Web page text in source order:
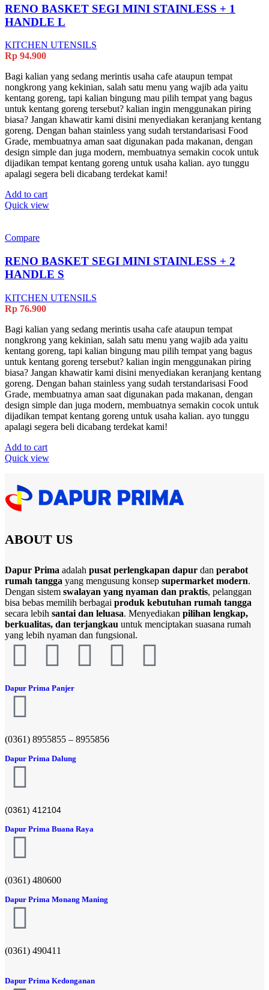
RENO BASKET SEGI MINI STAINLESS + 1
HANDLE L
KITCHEN UTENSILS
Rp 94.900
Bagi kalian yang sedang merintis usaha cafe ataupun tempat
nongkrong yang kekinian, salah satu menu yang wajib ada yaitu
kentang goreng, tapi kalian bingung mau pilih tempat yang bagus
untuk kentang goreng tersebut? kalian ingin menggunakan piring
biasa? Jangan khawatir kami disini menyediakan keranjang kentang
goreng. Dengan bahan stainless yang sudah terstandarisasi Food
Grade, membuatnya aman saat digunakan pada makanan, dengan
design simple dan juga modern, membuatnya semakin cocok untuk
dijadikan tempat kentang goreng untuk usaha kalian. ayo tunggu
apalagi segera beli dicabang terdekat kami!
Add to cart
Quick view
Compare
RENO BASKET SEGI MINI STAINLESS + 2
HANDLE S
KITCHEN UTENSILS
Rp 76.900
Bagi kalian yang sedang merintis usaha cafe ataupun tempat
nongkrong yang kekinian, salah satu menu yang wajib ada yaitu
kentang goreng, tapi kalian bingung mau pilih tempat yang bagus
untuk kentang goreng tersebut? kalian ingin menggunakan piring
biasa? Jangan khawatir kami disini menyediakan keranjang kentang
goreng. Dengan bahan stainless yang sudah terstandarisasi Food
Grade, membuatnya aman saat digunakan pada makanan, dengan
design simple dan juga modern, membuatnya semakin cocok untuk
dijadikan tempat kentang goreng untuk usaha kalian. ayo tunggu
apalagi segera beli dicabang terdekat kami!
Add to cart
Quick view
ABOUT US
Dapur Prima adalah pusat perlengkapan dapur dan perabot
rumah tangga yang mengusung konsep supermarket modern.
Dengan sistem swalayan yang nyaman dan praktis, pelanggan
bisa bebas memilih berbagai produk kebutuhan rumah tangga
secara lebih santai dan leluasa. Menyediakan pilihan lengkap,
berkualitas, dan terjangkau untuk menciptakan suasana rumah
yang lebih nyaman dan fungsional.
Dapur Prima Panjer
(0361) 8955855 – 8955856​
Dapur Prima Dalung
(0361) 412104
Dapur Prima Buana Raya
(0361) 480600
Dapur Prima Monang Maning
(0361) 490411​
Dapur Prima Kedonganan